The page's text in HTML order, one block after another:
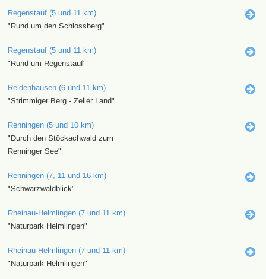
Regenstauf (5 und 11 km)
"Rund um den Schlossberg"
Regenstauf (5 und 11 km)
"Rund um Regenstauf"
Reidenhausen (6 und 11 km)
"Strimmiger Berg - Zeller Land"
Renningen (5 und 10 km)
"Durch den Stöckachwald zum
Renninger See"
Renningen (7, 11 und 16 km)
"Schwarzwaldblick"
Rheinau-Helmlingen (7 und 11 km)
"Naturpark Helmlingen"
Rheinau-Helmlingen (7 und 11 km)
"Naturpark Helmlingen"